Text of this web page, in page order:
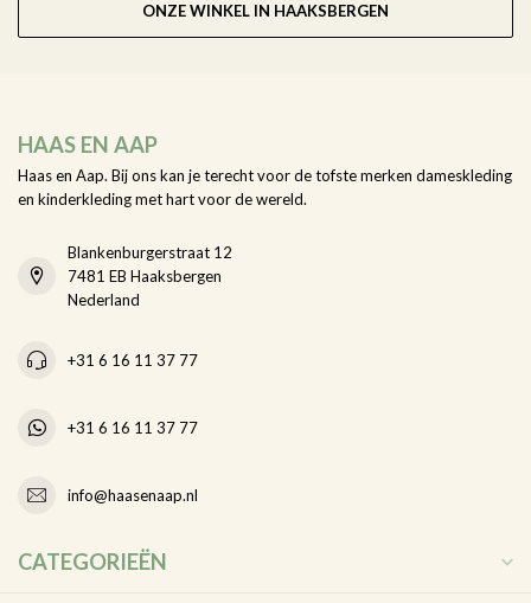
ONZE WINKEL IN HAAKSBERGEN
HAAS EN AAP
Haas en Aap. Bij ons kan je terecht voor de tofste merken dameskleding
en kinderkleding met hart voor de wereld.
Blankenburgerstraat 12
7481 EB Haaksbergen
Nederland
+31 6 16 11 37 77
+31 6 16 11 37 77
info@haasenaap.nl
CATEGORIEËN